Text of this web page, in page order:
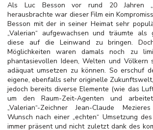
Als Luc Besson vor rund 20 Jahren „
herausbrachte war dieser Film ein
Besson mit der in seiner Heimat sehr
„Valerian“ aufgewachsen und träumte als
diese auf die Leinwand zu bringen.
Möglichkeiten waren damals noch zu
phantasievollen Ideen, Welten und Völkern
adäquat umsetzen zu können. So erschuf
eigene, ebenfalls sehr originelle
jedoch bereits diverse Elemente (wie das
um den Raum-Zeit-Agenten und
„Valerian“-Zeichner Jean-Claude
Wunsch nach einer „echten“ Umsetzung
immer präsent und nicht zuletzt dank des